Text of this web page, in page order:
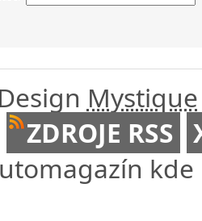
Design Mystique
ZDROJE RSS